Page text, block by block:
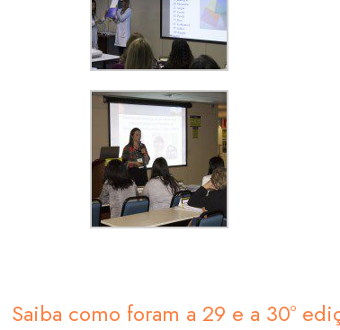
Saiba como foram a 29 e a 30º